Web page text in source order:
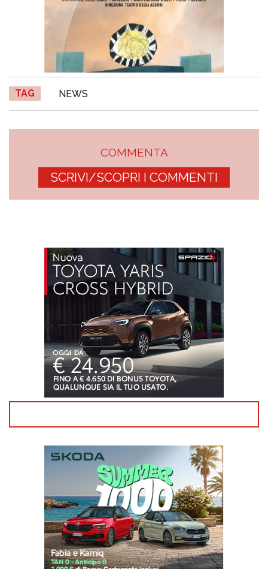
TAG NEWS
COMMENTA
SCRIVI/SCOPRI I COMMENTI